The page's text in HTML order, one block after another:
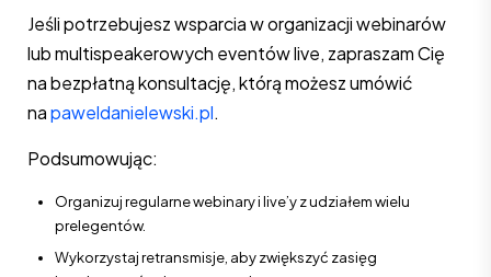
Jeśli potrzebujesz wsparcia w organizacji webinarów
lub multispeakerowych eventów live, zapraszam Cię
na bezpłatną konsultację, którą możesz umówić
napaweldanielewski.pl.
Podsumowując:
Organizuj regularne webinary i live’y z udziałem wielu
prelegentów.
Wykorzystaj retransmisje, aby zwiększyć zasięg